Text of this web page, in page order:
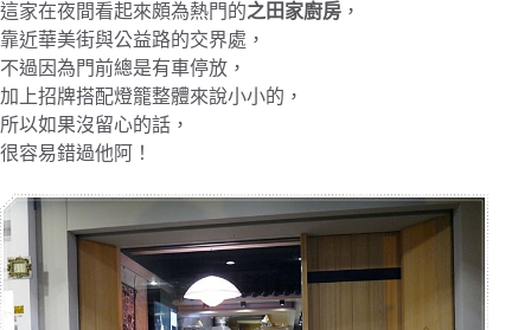
這家在夜間看起來頗為熱門的之田家廚房 ，
靠近華美街與公益路的交界處，
不過因為門前總是有車停放，
加上招牌搭配燈籠整體來說小小的，
所以如果沒留心的話，
很容易錯過他阿！